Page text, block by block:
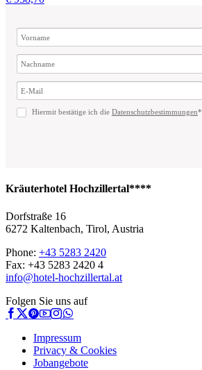
Hiermit bestätige ich die Datenschutzbestimmungen*
Kräuterhotel Hochzillertal****
Dorfstraße 16
6272 Kaltenbach, Tirol, Austria
Phone: +43 5283 2420
Fax: +43 5283 2420 4
info@hotel-hochzillertal.at
Folgen Sie uns auf
Impressum
Privacy & Cookies
Jobangebote